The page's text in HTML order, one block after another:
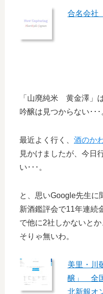
合名会
「山廃純米 黄金澤」
吟醸は見つからない･･･
最近よく行く、 酒のか
見かけましたが、今日
い･･･。
と、思いGoogle先生に
新酒鑑評会で11年連続
で他に2社しかないと
そりゃ無いわ。
美里・川
醸」 全
北新報オ